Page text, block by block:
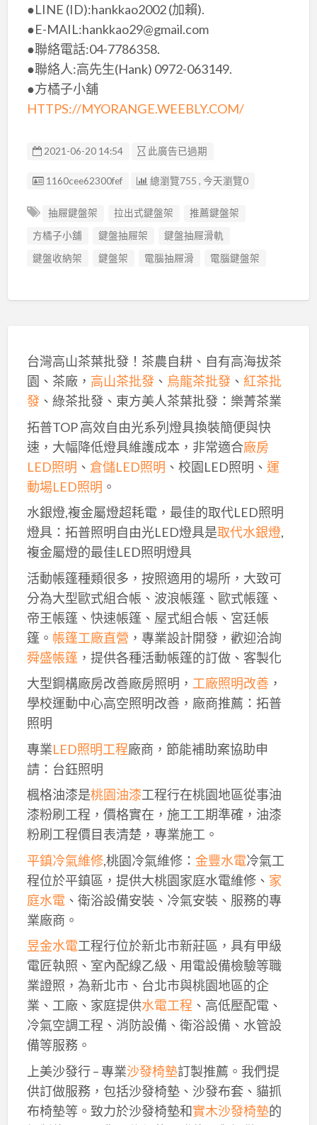
●LINE (ID):hankkao2002 (加賴).
●E-MAIL:hankkao29@gmail.com
●聯絡電話:04-7786358.
●聯絡人:高先生(Hank) 0972-063149.
●方橘子小舖
HTTPS://MYORANGE.WEEBLY.COM/
2021-06-20 14:54 此廣告已過期
廣告编號
1160cee62300fef 總瀏覽755 , 今天瀏覽0
抽屜鍵盤架 拉出式鍵盤架
推薦鍵盤架
方橘子小舖
鍵盤抽屜架
鍵盤抽屜滑軌
鍵盤收納架
鍵盤架 電腦抽屜滑 電腦鍵盤架
台灣高山茶葉批發！茶農自耕、自有高海拔茶
園、茶廠， 高山茶批發、 烏龍茶批發、 紅茶批
發、綠茶批發、東方美人茶葉批發：樂菁茶業
拓普TOP 高效自由光系列燈具換裝簡便與快
速，大幅降低燈具維護成本，非常適合廠房
LED照明 、 倉儲LED照明 、校園LED照明、 運
動場LED照明 。
水銀燈,複金屬燈超耗電，最佳的取代LED照明
燈具：拓普照明自由光LED燈具是取代水銀燈,
複金屬燈的最佳LED照明燈具
活動帳篷種類很多，按照適用的場所，大致可
分為大型歐式組合帳、波浪帳篷、歐式帳篷、
帝王帳篷、快速帳篷、屋式組合帳、宮廷帳
篷。 帳篷工廠直營 ，專業設計開發，歡迎洽詢
舜盛帳篷，提供各種活動帳篷的訂做、客製化
大型鋼構廠房改善廠房照明， 工廠照明改善，
學校運動中心高空照明改善，廠商推薦：拓普
照明
專業LED照明工程廠商，節能補助案協助申
請：台鈺照明
楓格油漆是桃園油漆工程行在桃園地區從事油
漆粉刷工程，價格實在，施工工期準確，油漆
粉刷工程價目表清楚，專業施工。
平鎮冷氣維修,桃園冷氣維修： 金豐水電冷氣工
程位於平鎮區，提供大桃園家庭水電維修、 家
庭水電、衛浴設備安裝、冷氣安裝、服務的專
業廠商。
昱金水電工程行位於新北市新莊區，具有甲級
電匠執照、室內配線乙級、用電設備檢驗等職
業證照，為新北市、台北市與桃園地區的企
業、工廠、家庭提供水電工程 、高低壓配電、
冷氣空調工程、消防設備、衛浴設備、水管設
備等服務。
上美沙發行 – 專業沙發椅墊訂製推薦。我們提
供訂做服務，包括沙發椅墊、沙發布套、貓抓
布椅墊等。致力於沙發椅墊和實木沙發椅墊的